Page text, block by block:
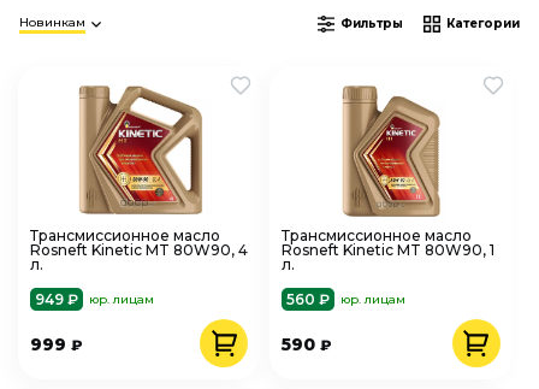
Новинкам Фильтры Категории
Трансмиссионное масло
Rosneft Kinetic MT 80W90, 4
л.
949 ₽
юр. лицам
999 ₽
Трансмиссионное масло
Rosneft Kinetic MT 80W90, 1
л.
560 ₽
юр. лицам
590₽